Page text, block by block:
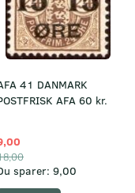
41 DANMARK
AFA 60 kr.
sparer: 9,00